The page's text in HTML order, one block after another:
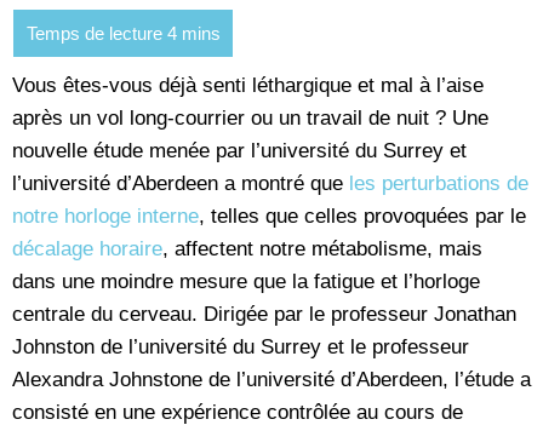
Vous êtes-vous déjà senti léthargique et mal à l’aise
après un vol long-courrier ou un travail de nuit ? Une
nouvelle étude menée par l’université du Surrey et
l’université d’Aberdeen a montré que les perturbations de
notre horloge interne, telles que celles provoquées par le
décalage horaire, affectent notre métabolisme, mais
dans une moindre mesure que la fatigue et l’horloge
centrale du cerveau. Dirigée par le professeur Jonathan
Johnston de l’université du Surrey et le professeur
Alexandra Johnstone de l’université d’Aberdeen, l’étude a
consisté en une expérience contrôlée au cours de